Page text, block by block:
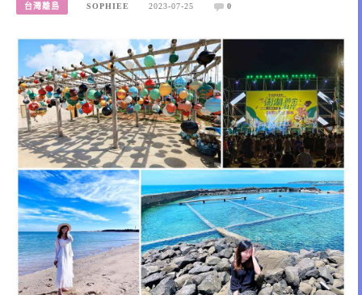
台灣離島 SOPHIEE 2023-07-25 0